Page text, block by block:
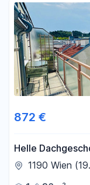
872 €
Helle
Westterrasse
1190 Wien